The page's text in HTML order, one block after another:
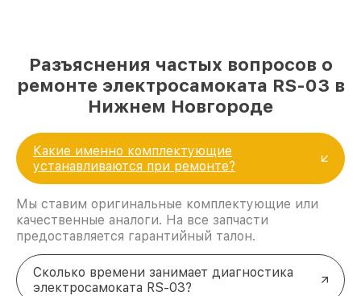
Разъяснения частых вопросов о
ремонте электросамоката RS-03 в
Нижнем Новгороде
Какие именно комплектующие
устанавливаются при ремонте?
Мы ставим оригинальные комплектующие или
качественные аналоги. На все запчасти
предоставляется гарантийный талон.
Сколько времени занимает диагностика
электросамоката RS-03?